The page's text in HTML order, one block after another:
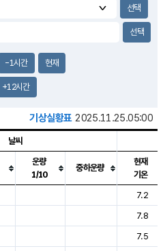
-1시간 현재
+12시간
기상실황표 2025.11.25.05:00
온, 강수, 바람, 기압등을 안내한 표입
날씨
운량
1/10
중하운량
현재
기온
7.2
7.8
7.5